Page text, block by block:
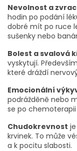
Nevolnost a
hodin po podání
dobré mít po ruce
sušenky nebo
Bolest a svalová
vyskytují.
které dráždí
Emocionální
podrážděně nebo
se po
Chudokrevnost
krvinek. To může
a k pocitu slabosti.